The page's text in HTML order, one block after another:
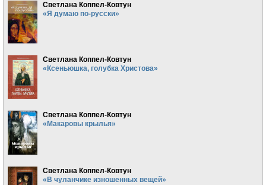
Светлана Коппел-Ковтун
«Я думаю по-русски»
Светлана Коппел-Ковтун
«Ксеньюшка, голубка Христова»
Светлана Коппел-Ковтун
«Макаровы крылья»
Светлана Коппел-Ковтун
«В чуланчике изношенных вещей»